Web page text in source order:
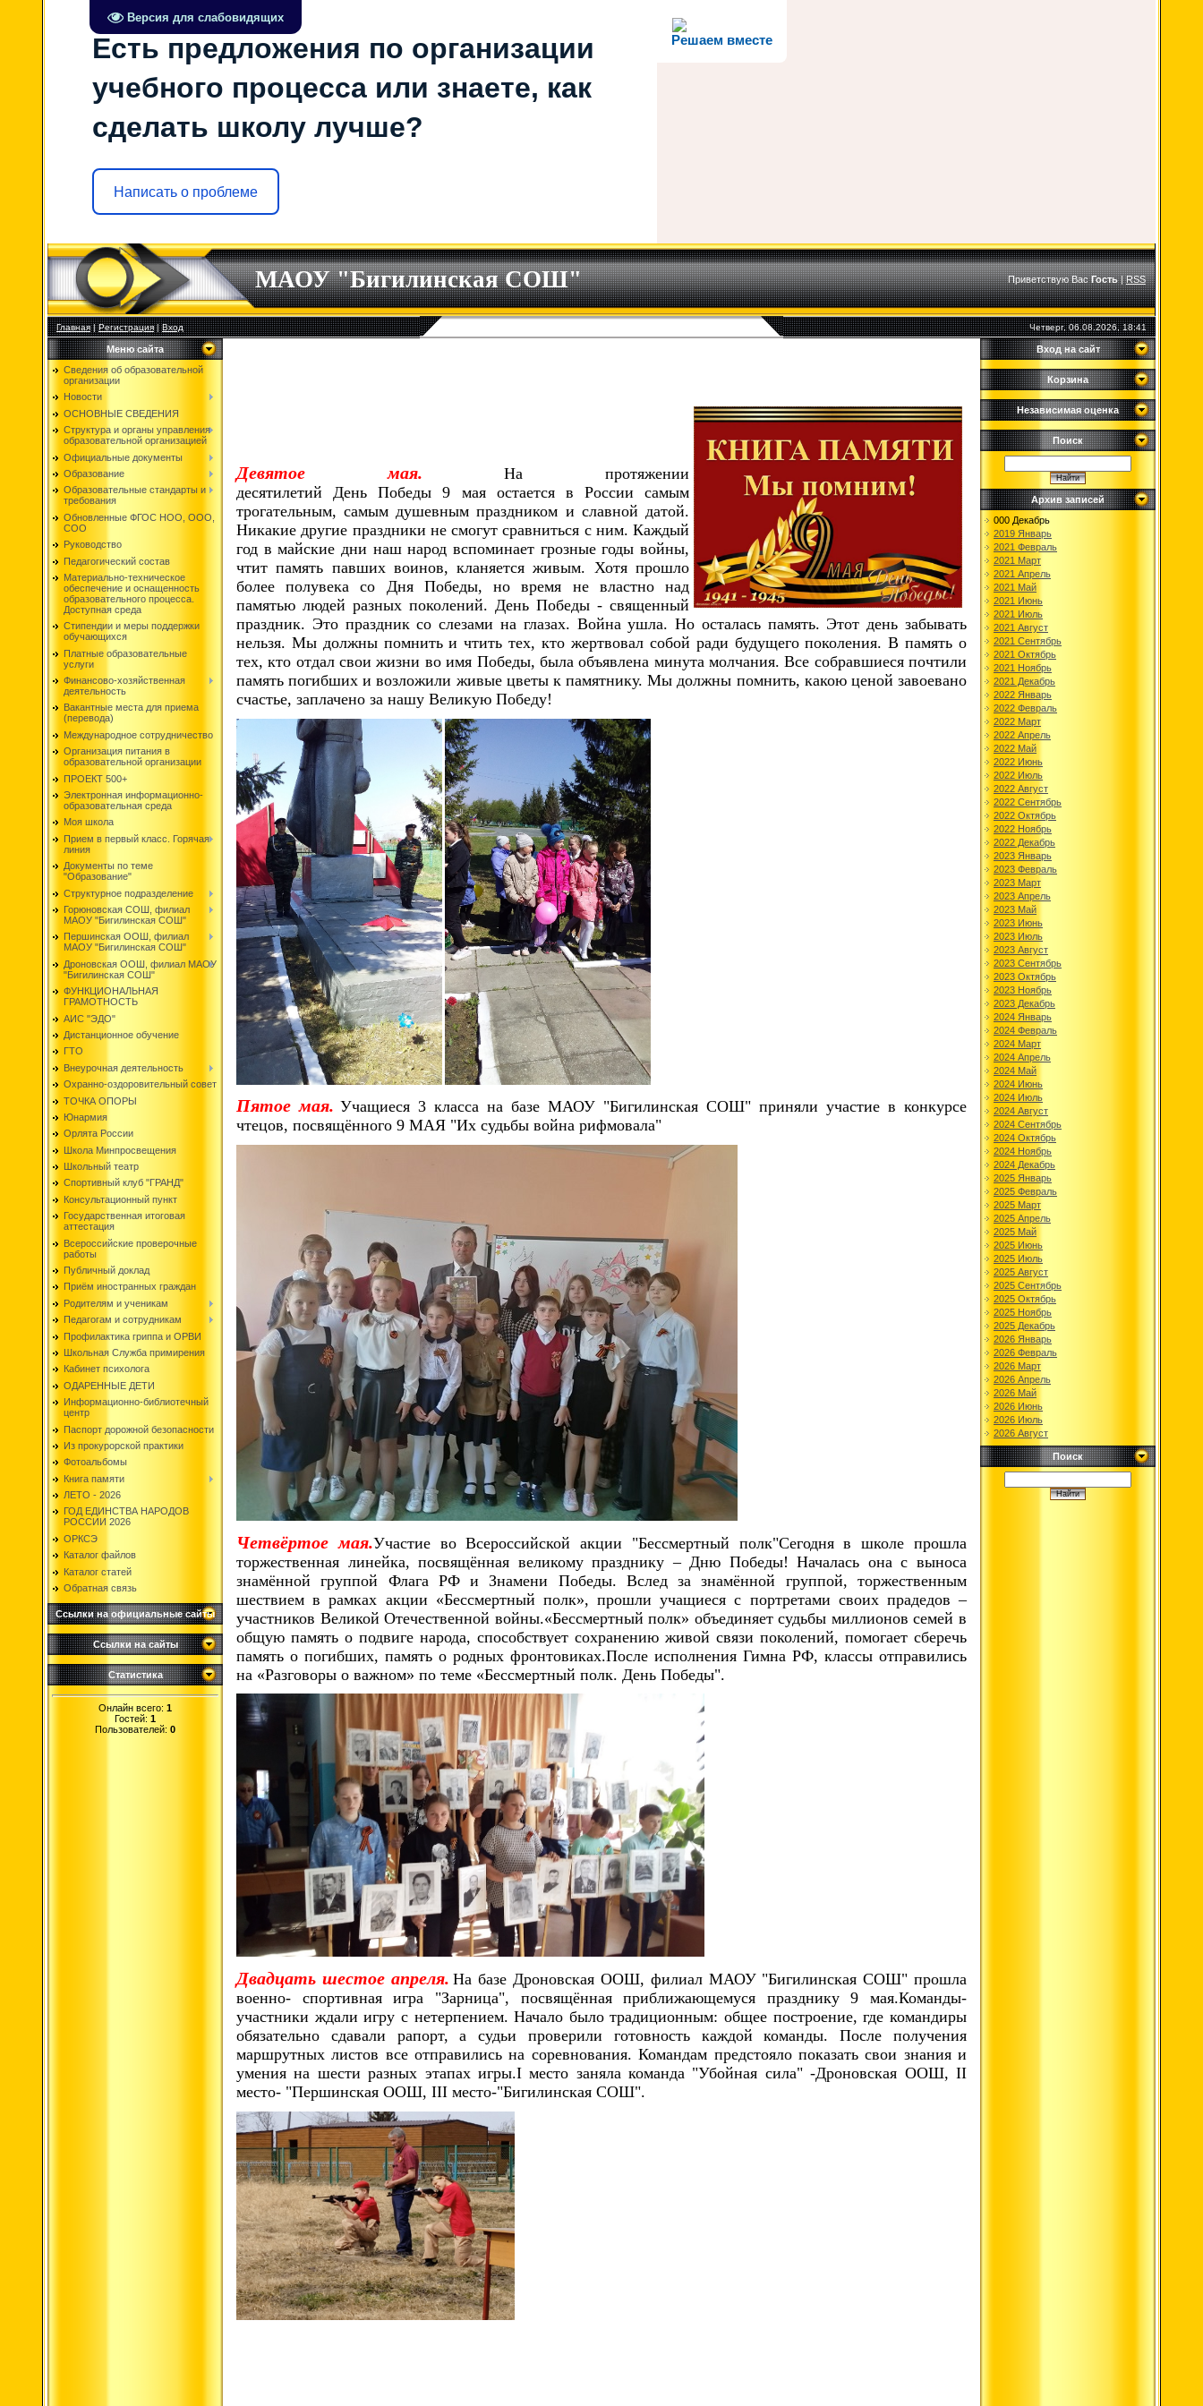
Версия для слабовидящих
Решаем вместе
Есть предложения по организации
учебного процесса или знаете, как
сделать школу лучше?
Написать о проблеме
МАОУ "Бигилинская СОШ" Приветствую Вас Гость|RSS
Главная|Регистрация|Вход Четверг, 06.08.2026, 18:41
Меню сайта
Сведения об образовательной
организации
Новости
ОСНОВНЫЕ СВЕДЕНИЯ
Структура и органы управления
образовательной организацией
Официальные документы
Образование
Образовательные стандарты и
требования
Обновленные ФГОС НОО, ООО,
СОО
Руководство
Педагогический состав
Материально-техническое
обеспечение и оснащенность
образовательного процесса.
Доступная среда
Стипендии и меры поддержки
обучающихся
Платные образовательные
услуги
Финансово-хозяйственная
деятельность
Вакантные места для приема
(перевода)
Международное сотрудничество
Организация питания в
образовательной организации
ПРОЕКТ 500+
Электронная информационно-
образовательная среда
Моя школа
Прием в первый класс. Горячая
линия
Документы по теме
"Образование"
Структурное подразделение
Горюновская СОШ, филиал
МАОУ "Бигилинская СОШ"
Першинская ООШ, филиал
МАОУ "Бигилинская СОШ"
Дроновская ООШ, филиал МАОУ
"Бигилинская СОШ"
ФУНКЦИОНАЛЬНАЯ
ГРАМОТНОСТЬ
АИС "ЭДО"
Дистанционное обучение
ГТО
Внеурочная деятельность
Охранно-оздоровительный совет
ТОЧКА ОПОРЫ
Юнармия
Орлята России
Школа Минпросвещения
Школьный театр
Спортивный клуб "ГРАНД"
Консультационный пункт
Государственная итоговая
аттестация
Всероссийские проверочные
работы
Публичный доклад
Приём иностранных граждан
Родителям и ученикам
Педагогам и сотрудникам
Профилактика гриппа и ОРВИ
Школьная Служба примирения
Кабинет психолога
ОДАРЕННЫЕ ДЕТИ
Информационно-библиотечный
центр
Паспорт дорожной безопасности
Из прокурорской практики
Фотоальбомы
Книга памяти
ЛЕТО - 2026
ГОД ЕДИНСТВА НАРОДОВ
РОССИИ 2026
ОРКСЭ
Каталог файлов
Каталог статей
Обратная связь
Ссылки на официальные сайты
Ссылки на сайты
Статистика
Онлайн всего: 1
Гостей: 1
Пользователей: 0
Девятое мая.
На протяжении
десятилетий День Победы 9 мая остается в России самым
трогательным, самым душевным праздником и славной датой.
Никакие другие праздники не смогут сравниться с ним. Каждый
год в майские дни наш народ вспоминает грозные годы войны,
чтит память павших воинов, кланяется живым. Хотя прошло
более полувека со Дня Победы, но время не властно над
памятью людей разных поколений. День Победы - священный
праздник. Это праздник со слезами на глазах. Война ушла. Но осталась память. Этот день забывать
нельзя. Мы должны помнить и чтить тех, кто жертвовал собой ради будущего поколения. В память о
тех, кто отдал свои жизни во имя Победы, была объявлена минута молчания. Все собравшиеся почтили
память погибших и возложили живые цветы к памятнику. Мы должны помнить, какою ценой завоевано
счастье, заплачено за нашу Великую Победу!
Пятое мая. Учащиеся 3 класса на базе МАОУ "Бигилинская СОШ" приняли участие в конкурсе
чтецов, посвящённого 9 МАЯ "Их судьбы война рифмовала"
Четвёртое мая.Участие во Всероссийской акции "Бессмертный полк"Сегодня в школе прошла
торжественная линейка, посвящённая великому празднику – Дню Победы! Началась она с выноса
знамённой группой Флага РФ и Знамени Победы. Вслед за знамённой группой, торжественным
шествием в рамках акции «Бессмертный полк», прошли учащиеся с портретами своих прадедов –
участников Великой Отечественной войны.«Бессмертный полк» объединяет судьбы миллионов семей в
общую память о подвиге народа, способствует сохранению живой связи поколений, помогает сберечь
память о погибших, память о родных фронтовиках.После исполнения Гимна РФ, классы отправились
на «Разговоры о важном» по теме «Бессмертный полк. День Победы".
Двадцать шестое апреля. На базе Дроновская ООШ, филиал МАОУ "Бигилинская СОШ" прошла
военно- спортивная игра "Зарница", посвящённая приближающемуся празднику 9 мая.Команды-
участники ждали игру с нетерпением. Начало было традиционным: общее построение, где командиры
обязательно сдавали рапорт, а судьи проверили готовность каждой команды. После получения
маршрутных листов все отправились на соревнования. Командам предстояло показать свои знания и
умения на шести разных этапах игры.I место заняла команда "Убойная сила" -Дроновская ООШ, II
место- "Першинская ООШ, III место-"Бигилинская СОШ".
Вход на сайт
Корзина
Независимая оценка
Поиск
Архив записей
000 Декабрь
2019 Январь
2021 Февраль
2021 Март
2021 Апрель
2021 Май
2021 Июнь
2021 Июль
2021 Август
2021 Сентябрь
2021 Октябрь
2021 Ноябрь
2021 Декабрь
2022 Январь
2022 Февраль
2022 Март
2022 Апрель
2022 Май
2022 Июнь
2022 Июль
2022 Август
2022 Сентябрь
2022 Октябрь
2022 Ноябрь
2022 Декабрь
2023 Январь
2023 Февраль
2023 Март
2023 Апрель
2023 Май
2023 Июнь
2023 Июль
2023 Август
2023 Сентябрь
2023 Октябрь
2023 Ноябрь
2023 Декабрь
2024 Январь
2024 Февраль
2024 Март
2024 Апрель
2024 Май
2024 Июнь
2024 Июль
2024 Август
2024 Сентябрь
2024 Октябрь
2024 Ноябрь
2024 Декабрь
2025 Январь
2025 Февраль
2025 Март
2025 Апрель
2025 Май
2025 Июнь
2025 Июль
2025 Август
2025 Сентябрь
2025 Октябрь
2025 Ноябрь
2025 Декабрь
2026 Январь
2026 Февраль
2026 Март
2026 Апрель
2026 Май
2026 Июнь
2026 Июль
2026 Август
Поиск